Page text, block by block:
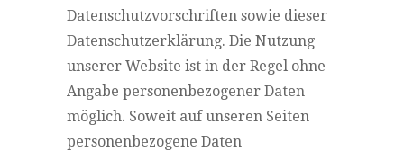
Datenschutzvorschriften sowie dieser
Datenschutzerklärung. Die Nutzung
unserer Website ist in der Regel ohne
Angabe personenbezogener Daten
möglich. Soweit auf unseren Seiten
personenbezogene Daten